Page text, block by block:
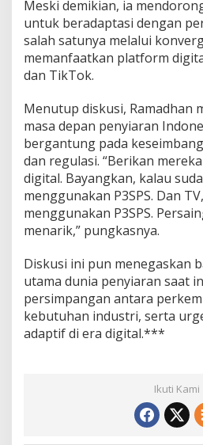
Meski demikian, ia
untuk beradaptasi dengan
salah satunya melalui
memanfaatkan platform
dan TikTok.
Menutup diskusi, Ramadhan
masa depan penyiaran
bergantung pada
dan regulasi. “Berikan
digital. Bayangkan, kalau
menggunakan P3SPS. Dan
menggunakan P3SPS.
menarik,” pungkasnya.
Diskusi ini pun menegaskan
utama dunia penyiaran saat
persimpangan antara
kebutuhan industri, serta
adaptif di era digital.***
Ikuti Kami